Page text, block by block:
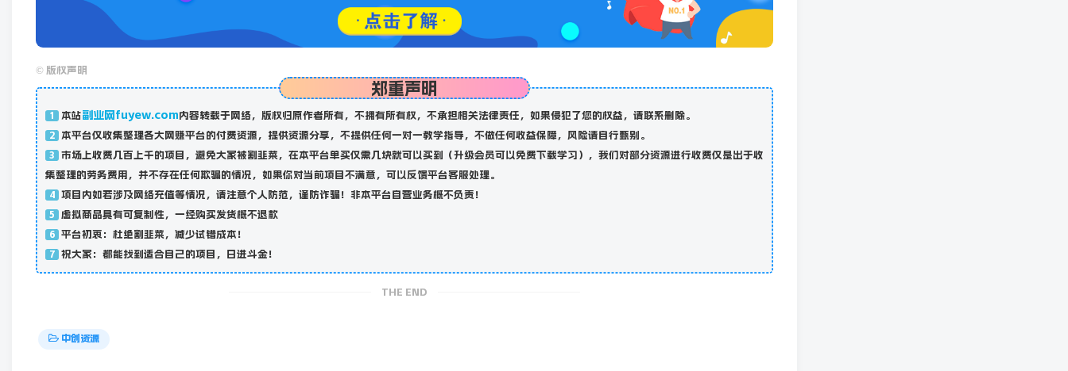
© 版权声明
郑重声明
1 本站副业网fuyew.com内容转载于网络，版权归原作者所有，不拥有所有权，不承担相关法律责任，如果侵犯了您的权益，请联系删除。
2 本平台仅收集整理各大网赚平台的付费资源，提供资源分享，不提供任何一对一教学指导，不做任何收益保障，风险请自行甄别。
3
市场上收费几百上千的项目，避免大家被割韭菜，在本平台单买仅需几块就可以买到（升级会员可以免费下载学习），我们对部分资源进行收费仅是出于收
集整理的劳务费用，并不存在任何欺骗的情况，如果你对当前项目不满意，可以反馈平台客服处理。
4 项目内如若涉及网络充值等情况，请注意个人防范，谨防诈骗！非本平台自营业务概不负责！
5 虚拟商品具有可复制性，一经购买发货概不退款
6 平台初衷：杜绝割韭菜，减少试错成本！
7 祝大家：都能找到适合自己的项目，日进斗金！
THE END
中创资源